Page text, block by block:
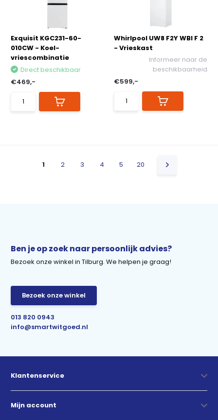
Exquisit KGC231-60-
010CW - Koel-
vriescombinatie
Direct beschikbaar
€469,-
Whirlpool UW8 F2Y WBI F 2
- Vrieskast
Informeer naar de
beschikbaarheid
€599,-
1 2 3 4 5 20
Ben je op zoek naar persoonlijk advies?
Bezoek onze winkel in Tilburg. We helpen je graag!
Bezoek onze winkel
013 820 0943
info@smartwitgoed.nl
Klantenservice
Mijn account